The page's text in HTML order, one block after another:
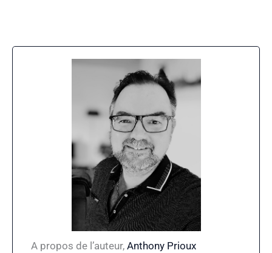
A propos de l’auteur, Anthony Prioux